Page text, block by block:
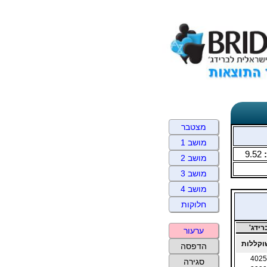
9.52
4025
מצטבר
מושב 1
מושב 2
מושב 3
מושב 4
חלוקות
ערעור
הדפסה
סגירה